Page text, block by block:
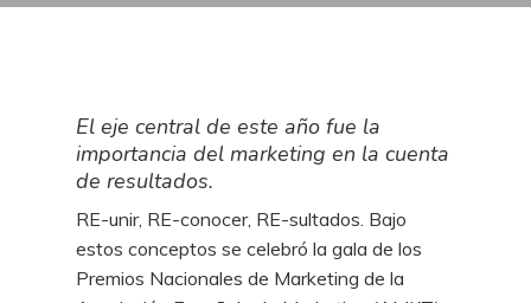
El eje central de este año fue la
importancia del marketing en la cuenta
de resultados.
RE-unir, RE-conocer, RE-sultados. Bajo
estos conceptos se celebró la gala de los
Premios Nacionales de Marketing de la